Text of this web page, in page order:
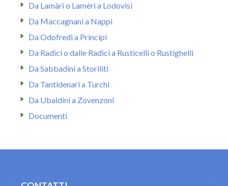
Da Lamàri o Lamèri a Lodovisi
Da Maccagnani a Nappi
Da Odofredi a Principi
Da Radici o dalle Radici a Rusticelli o Rustighelli
Da Sabbadini a Storiliti
Da Tantidenari a Turchi
Da Ubaldini a Zovenzoni
Documenti